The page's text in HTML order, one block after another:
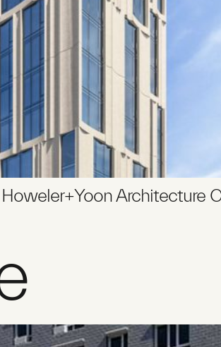
Architecture